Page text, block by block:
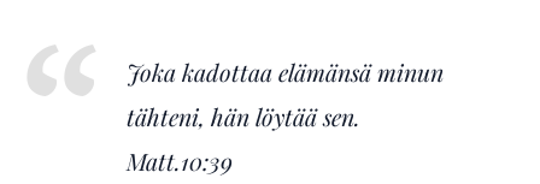
Joka kadottaa elämänsä minun
tähteni, hän löytää sen.
Matt.10:39